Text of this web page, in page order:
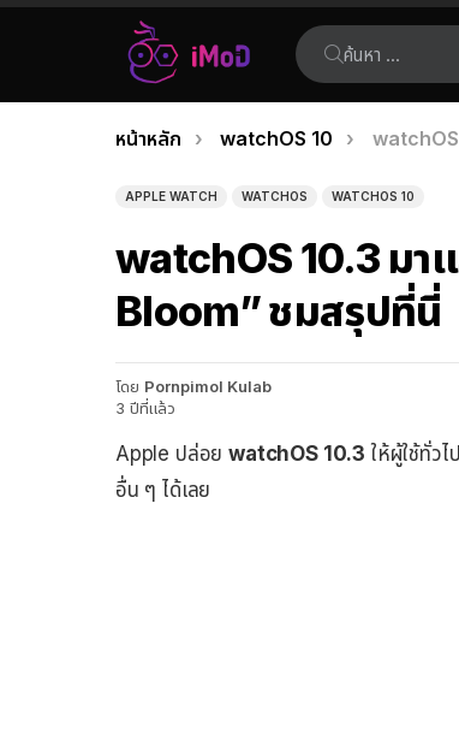
ค้นหา:
เรื่อง
ล่าสุด
คุณอยู่ที่นี่:
หน้าหลัก watchOS 10
APPLE WATCH WATCHOS WATCHOS 10
watchOS 10.3 มา
Bloom” ชมสรุปที่นี่
โดย Pornpimol Kulab
3 ปีที่แล้ว
Apple ปล่อยwatchOS 10.3 ให้ผู้ใช้ทั่ว
อื่น ๆ ได้เลย